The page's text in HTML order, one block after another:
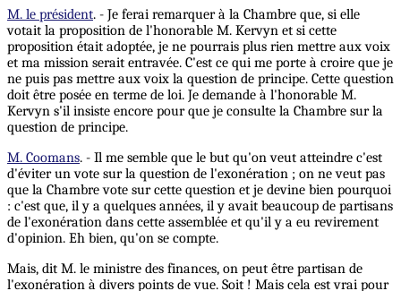
M. le président. - Je ferai remarquer à la Chambre que, si elle
votait la proposition de l'honorable M. Kervyn et si cette
proposition était adoptée, je ne pourrais plus rien mettre aux voix
et ma mission serait entravée. C'est ce qui me porte à croire que je
ne puis pas mettre aux voix la question de principe. Cette question
doit être posée en terme de loi. Je demande à l'honorable M.
Kervyn s'il insiste encore pour que je consulte la Chambre sur la
question de principe.
M. Coomans. - Il me semble que le but qu'on veut atteindre c'est
d'éviter un vote sur la question de l'exonération ; on ne veut pas
que la Chambre vote sur cette question et je devine bien pourquoi
: c'est que, il y a quelques années, il y avait beaucoup de partisans
de l'exonération dans cette assemblée et qu'il y a eu revirement
d'opinion. Eh bien, qu'on se compte.
Mais, dit M. le ministre des finances, on peut être partisan de
l'exonération à divers points de vue. Soit ! Mais cela est vrai pour